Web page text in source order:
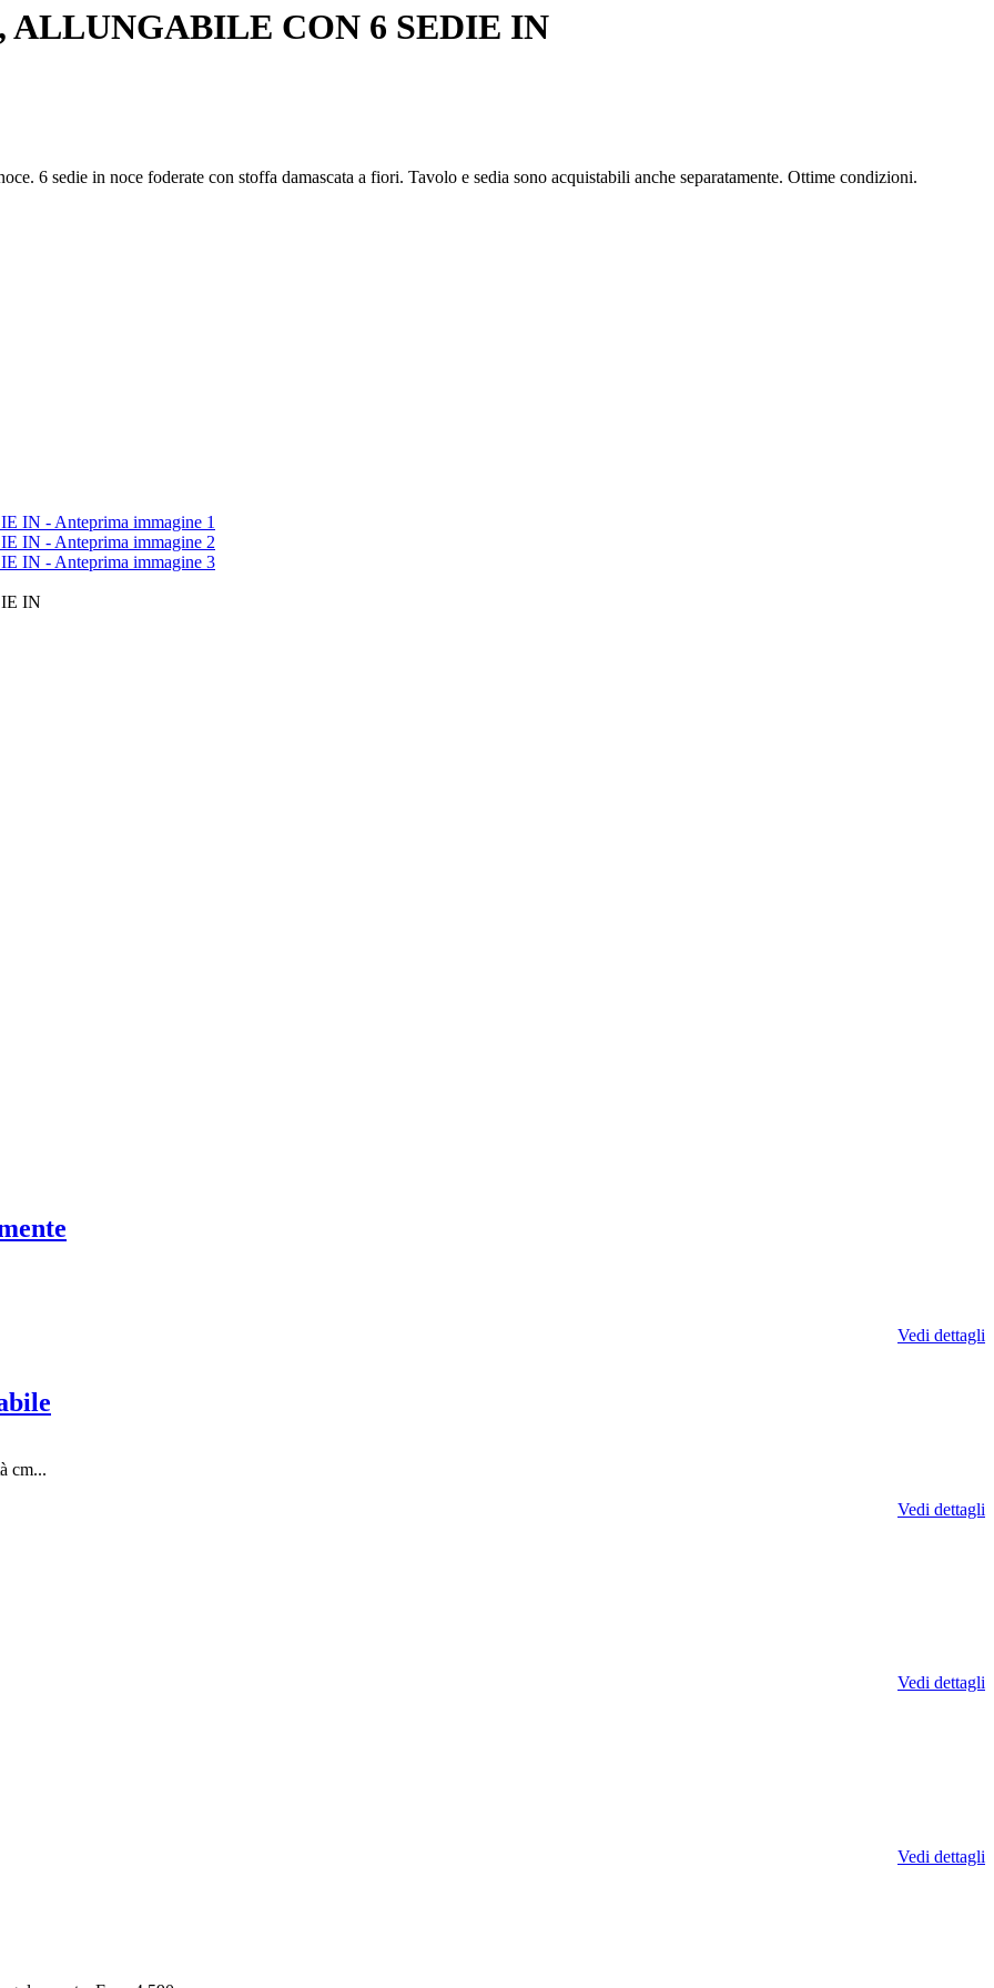
ALLUNGABILE CON 6 SEDIE IN
6 sedie in noce foderate con stoffa damascata a fiori. Tavolo e sedia sono acquistabili anche separatamente. Ottime condizioni.
Vedi dettagli
cm...
Vedi dettagli
Vedi dettagli
Vedi dettagli